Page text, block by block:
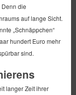
Denn die
auf lange Sicht.
„Schnäppchen“
hundert Euro mehr
sind.
langer Zeit ihrer